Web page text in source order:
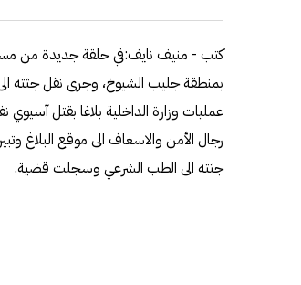
كتب - منيف نايف:في حلقة جديدة من
بمنطقة جليب الشيوخ، وجرى نقل
عمليات وزارة الداخلية بلاغا بقتل
رجال الأمن والاسعاف الى موقع البلاغ
جثته الى الطب الشرعي وسجلت قضية.